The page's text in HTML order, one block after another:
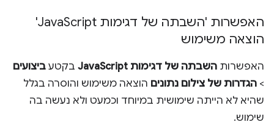
האפשרות 'השבתה של דגימות Java
Script'
הוצאה משימוש
האפשרות השבתה של דגימות JavaScript בקטע ביצועים
> הגדרות של צילום נתונים הוצאה משימוש והוסרה בגלל
שהיא לא הייתה שימושית במיוחד וכמעט ולא נעשה בה
שימוש.